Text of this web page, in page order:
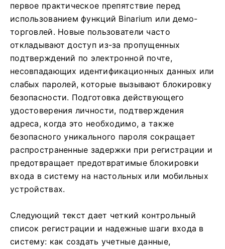
первое практическое препятствие перед
использованием функций Binarium или демо-
торговлей. Новые пользователи часто
откладывают доступ из-за пропущенных
подтверждений по электронной почте,
несовпадающих идентификационных данных или
слабых паролей, которые вызывают блокировку
безопасности. Подготовка действующего
удостоверения личности, подтверждения
адреса, когда это необходимо, а также
безопасного уникального пароля сокращает
распространенные задержки при регистрации и
предотвращает предотвратимые блокировки
входа в систему на настольных или мобильных
устройствах.
Следующий текст дает четкий контрольный
список регистрации и надежные шаги входа в
систему: как создать учетные данные,